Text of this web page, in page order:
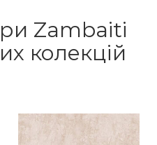
Zambaiti
колекцій